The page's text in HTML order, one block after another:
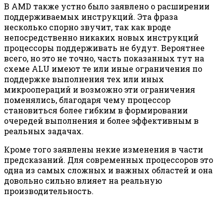
В AMD также устно было заявлено о расширении
поддерживаемых инструкций. Эта фраза
несколько спорно звучит, так как вроде
непосредственно никаких новых инструкций
процессоры поддерживать не будут. Вероятнее
всего, но это не точно, часть показанных тут на
схеме ALU имеют те или иные ограничения по
поддержке выполнения тех или иных
микроопераций и возможно эти ограничения
поменялись, благодаря чему процессор
становиться более гибким в формировании
очередей выполнения и более эффективным в
реальных задачах.
Кроме того заявлены некие изменения в части
предсказаний. Для современных процессоров это
одна из самых сложных и важных областей и она
довольно сильно влияет на реальную
производительность.